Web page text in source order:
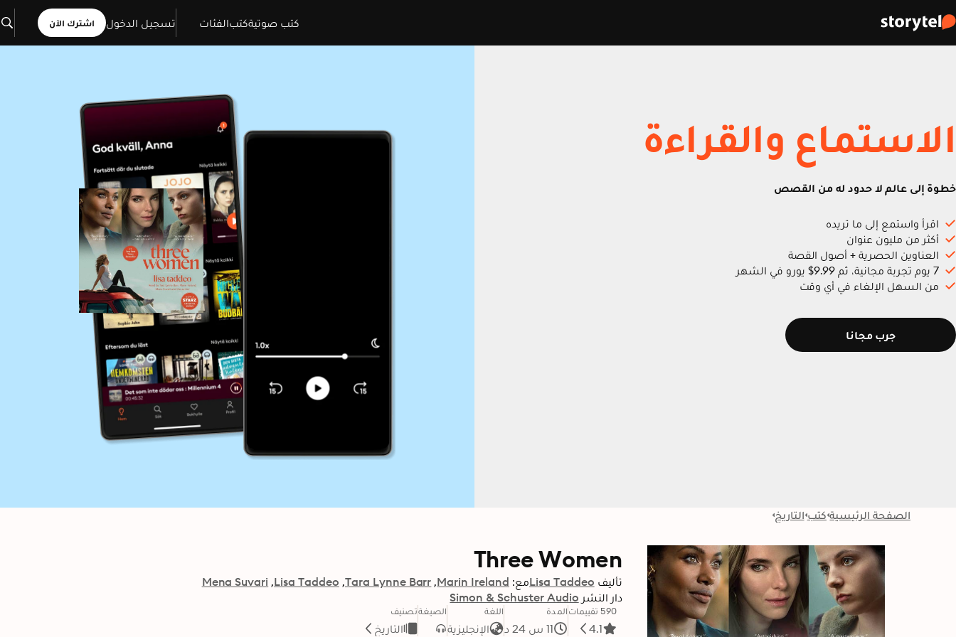
كتب صوتيةكتبالفئات تسجيل الدخول اشترك الآن
الاستماع والقراءة
خطوة إلى عالم لا حدود له من القصص
اقرأ واستمع إلى ما تريده
أكثر من مليون عنوان
العناوين الحصرية + أصول القصة
7 يوم تجربة مجانية، ثم 9.99$ يورو في الشهر
من السهل الإلغاء في أي وقت
جرب مجانا
الصفحة الرئيسية كتب التاريخ
Three Women
تأليف Lisa Taddeoمع: Marin Ireland
Tara Lynne Barr
Lisa Taddeo
Mena Suvari
دار النشر Simon & Schuster Audio
590 تقييمات
4.1
المدة
11 س 24 د
اللغة
الإنجليزية
الصيغةتصنيف
التاريخ